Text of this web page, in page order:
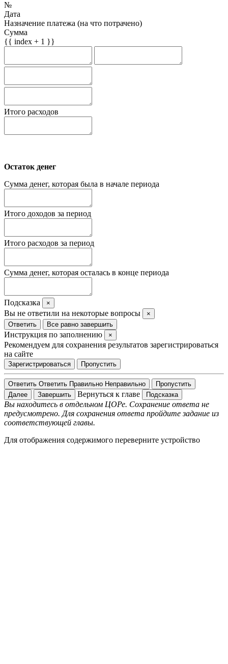
№
Дата
Назначение платежа (на что потрачено)
Сумма
{{ index + 1 }}
Итого расходов
Остаток денег
Сумма денег, которая была в начале периода
Итого доходов за период
Итого расходов за период
Сумма денег, которая осталась в конце периода
Подсказка ×
Вы не ответили на некоторые вопросы
×
Ответить
Все равно завершить
Инструкция по заполнению ×
Рекомендуем для сохранения результатов зарегистрироваться
на сайте
Зарегистрироваться Пропустить
Ответить Ответить Правильно Неправильно
Пропустить
Далее
Завершить Вернуться к главе Подсказка
Вы находитесь в отдельном ЦОРе. Сохранение ответа не
предусмотрено. Для сохранения ответа пройдите задание из
соответствующей главы.
Для отображения содержимого переверните устройство